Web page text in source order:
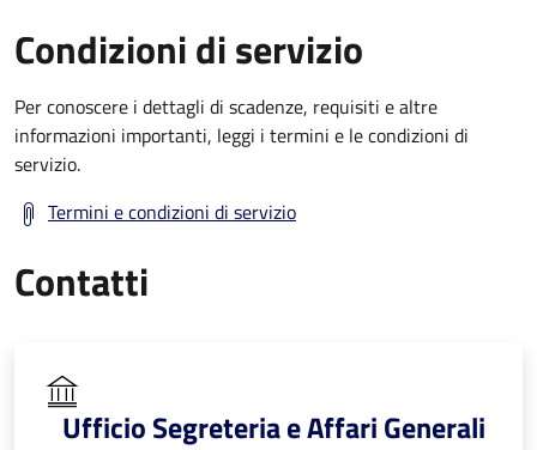
Condizioni di servizio
Per conoscere i dettagli di scadenze, requisiti e altre
informazioni importanti, leggi i termini e le condizioni di
servizio.
Termini e condizioni di servizio
Contatti
Ufficio Segreteria e Affari Generali